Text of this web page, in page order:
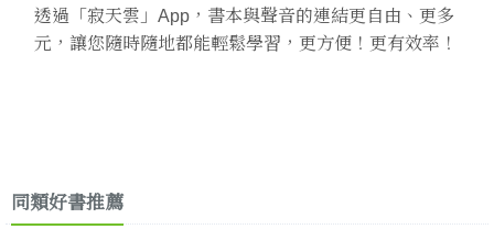
透過「寂天雲」App，書本與聲音的連結更自由、更多
元，讓您隨時隨地都能輕鬆學習，更方便！更有效率！
同類好書推薦